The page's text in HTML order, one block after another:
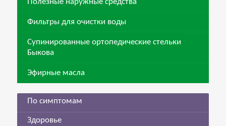
Фильтры для очистки воды
Супинированные ортопедические стельки
Быкова
Эфирные масла
По симптомам
Здоровье